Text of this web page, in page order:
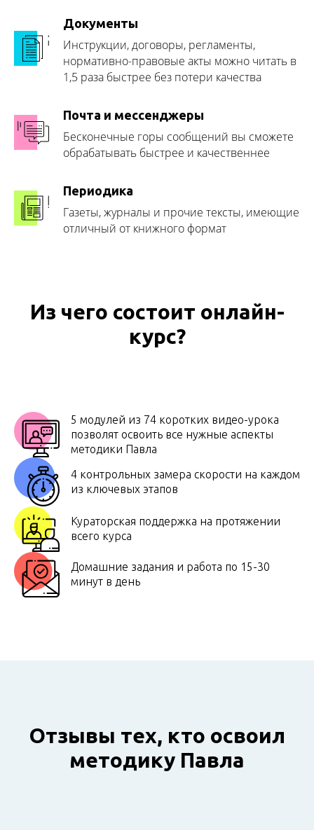
Документы
Инструкции, договоры, регламенты,
нормативно-правовые акты можно читать в
1,5 раза быстрее без потери качества
Почта и мессенджеры
Бесконечные горы сообщений вы сможете
обрабатывать быстрее и качественнее
Периодика
Газеты, журналы и прочие тексты, имеющие
отличный от книжного формат
Из чего состоит онлайн-
курс?
5 модулей из 74 коротких видео-урока
позволят освоить все нужные аспекты
методики Павла
4 контрольных замера скорости на каждом
из ключевых этапов
Кураторская поддержка на протяжении
всего курса
Домашние задания и работа по 15-30
минут в день
Отзывы тех, кто освоил
методику Павла